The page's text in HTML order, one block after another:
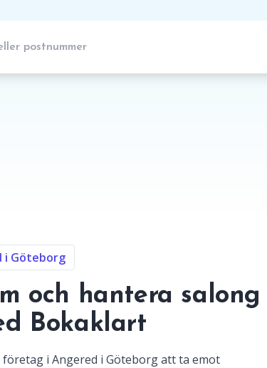
i Göteborg
och hantera salong
Bokaklart
i Angered i Göteborg att ta emot